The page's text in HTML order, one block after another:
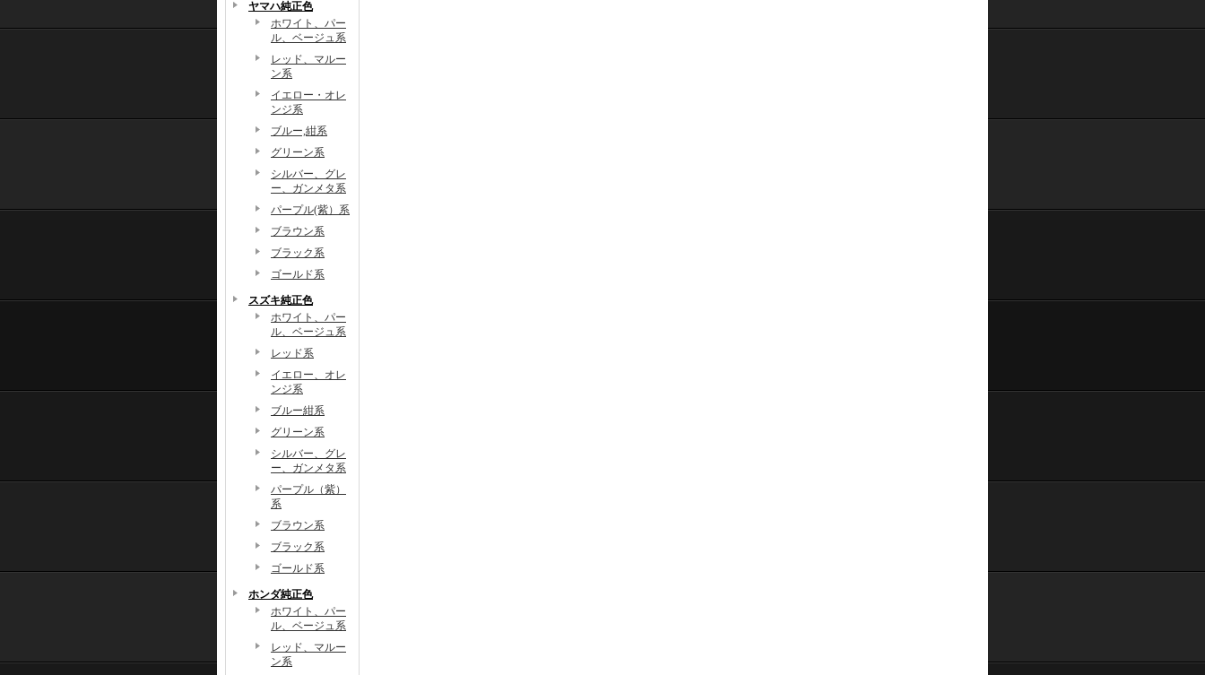
ヤマハ純正色
ホワイト、パー
ル、ベージュ系
レッド、マルー
ン系
イエロー・オレ
ンジ系
ブルー,紺系
グリーン系
シルバー、グレ
ー、ガンメタ系
パープル(紫）系
ブラウン系
ブラック系
ゴールド系
スズキ純正色
ホワイト、パー
ル、ベージュ系
レッド系
イエロー、オレ
ンジ系
ブルー紺系
グリーン系
シルバー、グレ
ー、ガンメタ系
パープル（紫）
系
ブラウン系
ブラック系
ゴールド系
ホンダ純正色
ホワイト、パー
ル、ベージュ系
レッド、マルー
ン系